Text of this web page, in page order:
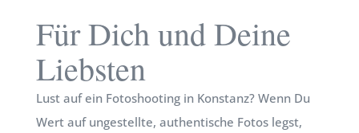
Für Dich und Deine
Liebsten
Lust auf ein Fotoshooting in Konstanz? Wenn Du
Wert auf ungestellte, authentische Fotos legst,